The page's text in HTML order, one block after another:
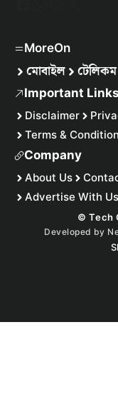
MoreOn
মোবাইল টেলিকম
Important Links
Disclaimer
Terms &
Company
About Us
Advertise With Us
© Tech
Developed by